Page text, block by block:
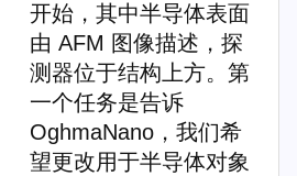
开始，其中半导体表面
由 AFM 图像描述，探
测器位于结构上方。第
一个任务是告诉
OghmaNano，我们希
望更改用于半导体对象